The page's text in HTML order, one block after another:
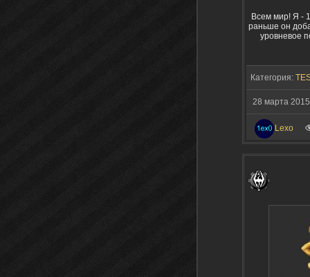
Всем мир! Я -
раньше он
уровневое
Категория:
28 марта
Lexo